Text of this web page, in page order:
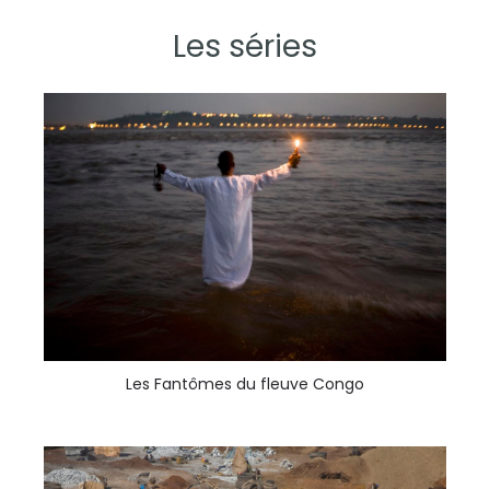
Les séries
Les Fantômes du fleuve Congo